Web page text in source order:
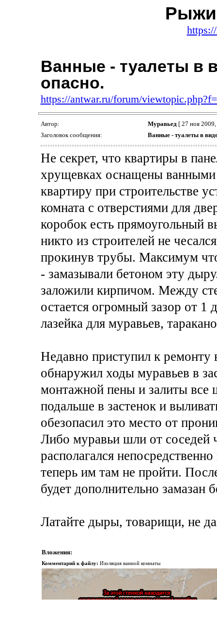
Ванные - туалеты в
опасно.
https://antwar.ru/forum/
Автор: Муравьед[ 27 ноя
Заголовок сообщения:
Ванные - туалеты в
Не секрет, что квартиры в
хрущевках оснащены ванными
квартиру при строительстве
комната с отверстиями для
коробок есть прямоугольный
никто из строителей не
прокинув трубы. Максимум
- замазывали бетоном эту
заложили кирпичом. Между
остается огромный зазор от 1
лазейка для муравьев,
Недавно приступил к
обнаружил ходы муравьев в
монтажной пены и залиты все
подальше в застенок и
обезопасил это место от
Либо муравьи шли от соседей
располагался
теперь им там не пройти.
будет дополнительно замазан
Латайте дыры, товарищи, не
Вложения:
Комментарий к файлу: Изоляция ванной комнаты